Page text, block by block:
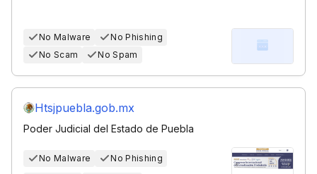
No Malware
No Phishing
No Scam
No Spam
Htsjpuebla.gob.mx
Poder Judicial del Estado de Puebla
No Malware No Phishing